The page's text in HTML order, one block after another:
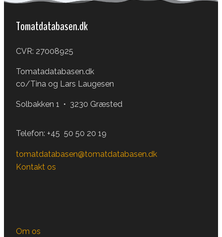
Tomatdatabasen.dk
CVR: 27008925
Tomatadatabasen.dk
co/Tina og Lars Laugesen
Solbakken 1 • 3230 Græsted
Telefon: +45 50 50 20 19
tomatdatabasen@tomatdatabasen.dk
Kontakt os
Om os